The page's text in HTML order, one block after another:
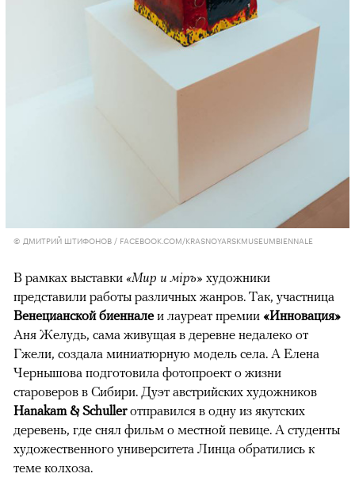
© ДМИТРИЙ ШТИФОНОВ / FACEBOOK.COM/KRASNOYARSKMUSEUMBIENNALE
В рамках выставки «Мир и мiръ» художники
представили работы различных жанров. Так, участница
Венецианской биенналеи лауреат премии «Инновация»
Аня Желудь, сама живущая в деревне недалеко от
Гжели, создала миниатюрную модель села. А Елена
Чернышова подготовила фотопроект о жизни
староверов в Сибири. Дуэт австрийских художников
Hanakam & Schullerотправился в одну из якутских
деревень, где снял фильм о местной певице. А студенты
художественного университета Линца обратились к
теме колхоза.